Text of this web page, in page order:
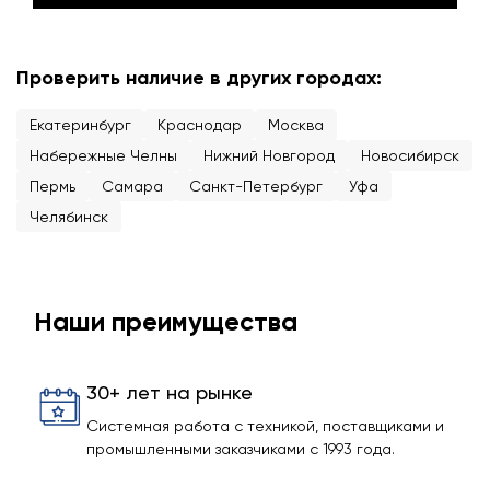
Проверить наличие в других городах:
Екатеринбург Краснодар
Москва
Набережные Челны
Нижний Новгород
Новосибирск
Пермь
Самара Санкт-Петербург
Уфа
Челябинск
Наши преимущества
30+ лет на рынке
Системная работа с техникой, поставщиками и
промышленными заказчиками с 1993 года.